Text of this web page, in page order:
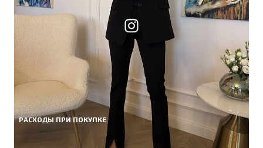
РАСХОДЫ ПРИ ПОКУПКЕ